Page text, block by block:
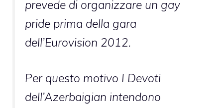
prevede di organizzare un gay
pride prima della gara
dell’Eurovision 2012.
Per questo motivo I Devoti
dell’Azerbaigian intendono